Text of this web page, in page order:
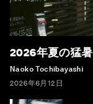
2026年夏の猛
Naoko Tochibayashi
2026年6月12日